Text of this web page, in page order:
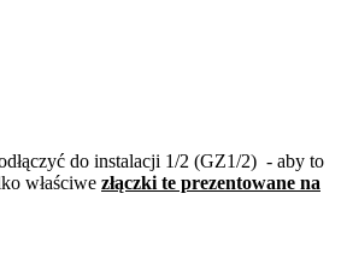
do instalacji 1/2 (GZ1/2) - aby to
właściwe złączki te prezentowane na